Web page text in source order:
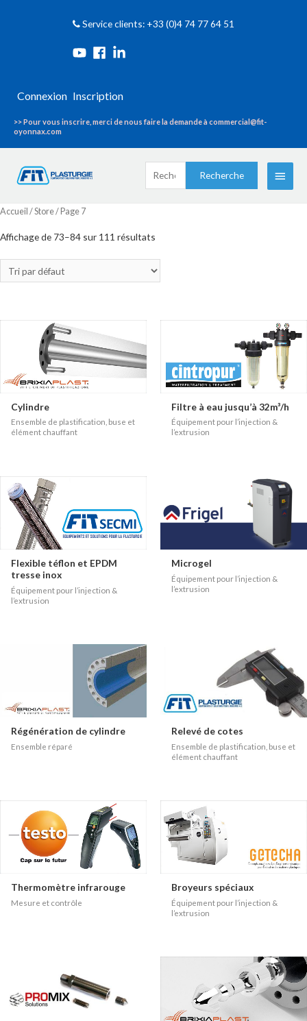
Service clients: +33 (0)4 74 77 64 51
Connexion Inscription
>> Pour vous inscrire, merci de nous faire la demande à commercial@fit-
oyonnax.com
Menu
Recherche
Accueil /Store/ Page 7
Affichage de 73–84 sur 111 résultats
Cylindre
Ensemble de plastification, buse et
élément chauffant
Filtre à eau jusqu’à 32m³/h
Équipement pour l’injection &
l’extrusion
Flexible téflon et EPDM
tresse inox
Équipement pour l’injection &
l’extrusion
Microgel
Équipement pour l’injection &
l’extrusion
Régénération de cylindre
Ensemble réparé
Relevé de cotes
Ensemble de plastification, buse et
élément chauffant
Thermomètre infrarouge
Mesure et contrôle
Broyeurs spéciaux
Équipement pour l’injection &
l’extrusion